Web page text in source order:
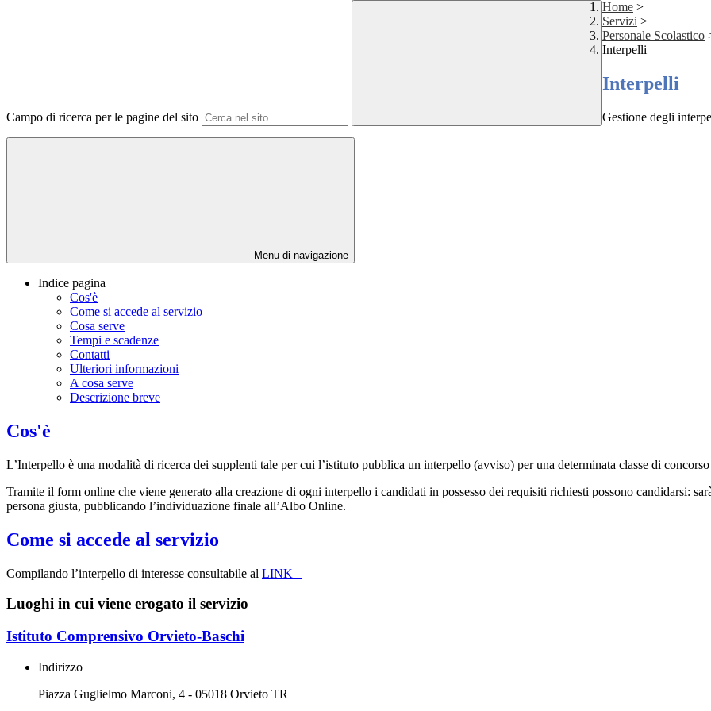
Campo di ricerca per le pagine del sito
Home >
Servizi >
Personale Scolastico
Interpelli
Interpelli
Gestione degli
Menu di navigazione
Indice pagina
Cos'è
Come si accede al servizio
Cosa serve
Tempi e scadenze
Contatti
Ulteriori informazioni
A cosa serve
Descrizione breve
Cos'è
L’Interpello è una modalità di ricerca dei supplenti tale per cui l’istituto pubblica un interpello (avviso) per una determinata classe di
Tramite il form online che viene generato alla creazione di ogni interpello i candidati in possesso dei requisiti richiesti possono candidarsi:
persona giusta, pubblicando l’individuazione finale all’Albo Online.
Come si accede al servizio
Compilando l’interpello di interesse consultabile al LINK
Luoghi in cui viene erogato il servizio
Istituto Comprensivo Orvieto-Baschi
Indirizzo
Piazza Guglielmo Marconi, 4 - 05018 Orvieto TR